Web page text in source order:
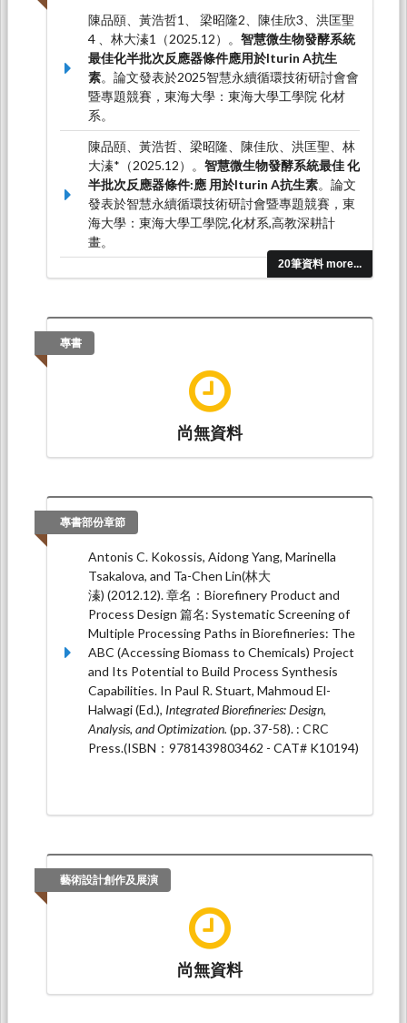
20筆資料 more...
陳品頤、黃浩哲1、 梁昭隆2、陳佳欣3、洪匡聖
4 、林大溱1（2025.12）。 智慧微生物發酵系統
最佳化半批次反應器條件應用於Iturin A抗生
素。論文發表於2025智慧永續循環技術研討會會
暨專題競賽，東海大學：東海大學工學院 化材
系。
陳品頤、黃浩哲、梁昭隆、陳佳欣、洪匡聖、林
大溱*（2025.12）。 智慧微生物發酵系統最佳 化
半批次反應器條件:應 用於Iturin A抗生素。論文
發表於智慧永續循環技術研討會暨專題競賽，東
海大學：東海大學工學院,化材系,高教深耕計
畫。
Chia-Hsin Chen3†, Chaolong Liang2, Pin-Yi
Acetic Acid Supplementation in
Polyhydroxyalkanoates Production by Cupriavidus
necator Using Artificial Neural Network
presented at 2025 International Symposium on
Novel and Sustainable Technology, Tainan
City: Southern Taiwan University of Science
and Technology.
（2023.12）。生態工業園區整合能源網路原始
系統於無高峰電需求之傳統粒子群演算法結合線
性規劃最佳化
安全學術研討會 暨第三十二屆台灣太陽能及新能
源學會年會及論壇，北科大集思會議中心 2F感恩
廳：台 灣 太 陽 能 及 新 能 源 學 會 SOLAR AND
NEW ENERGY SOCIETY OF TAIWAN。
Chaolong Liang(梁召隆), Yipu Wang(王貽莆),
Chihhsiong Shih (石志雄) and Ta-Chen Lin (林大
溱)* (2023.12).Eco-Industrial Networks in Original
Reference System without Cooling Input and Peak
Demand Optimization by Traditional Particle Swarm
Optimization with Linear Programming. Paper
presented at 2023 TwIChE台灣化學工程學
專書
尚無資料
專書部份章節
Antonis C. Kokossis, Aidong Yang, Marinella
Tsakalova, and Ta-Chen Lin(林大
溱) (2012.12). 章名：Biorefinery Product and
Process Design 篇名: Systematic Screening of
Multiple Processing Paths in Biorefineries: The
ABC (Accessing Biomass to Chemicals) Project
and Its Potential to Build Process Synthesis
Capabilities. In Paul R. Stuart, Mahmoud El-
Halwagi (Ed.), Integrated Biorefineries: Design,
Analysis, and Optimization. (pp. 37-58). : CRC
Press.(ISBN：9781439803462 - CAT# K10194)
藝術設計創作及展演
尚無資料